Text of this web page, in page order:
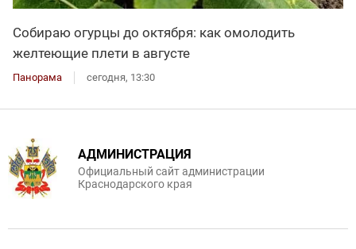
Собираю огурцы до октября: как омолодить
желтеющие плети в августе
Панорама сегодня, 13:30
АДМИНИСТРАЦИЯ
Официальный сайт администрации
Краснодарского края